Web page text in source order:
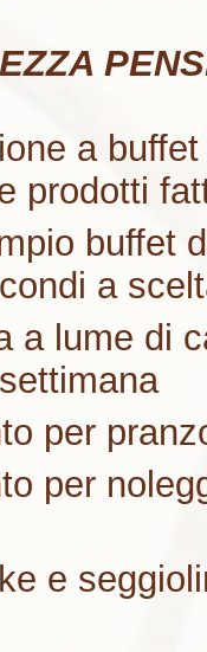
a
prodotti
buffet
a
a lume di
per
per
e